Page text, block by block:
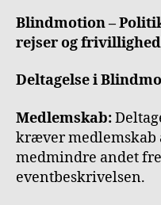
Blindmotion –
rejser og frivillighed
Deltagelse i
Medlemskab:
kræver medlemskab
medmindre andet
eventbeskrivelsen.